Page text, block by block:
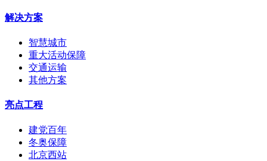
解决方案
智慧城市
重大活动保障
交通运输
其他方案
亮点工程
建党百年
冬奥保障
北京西站